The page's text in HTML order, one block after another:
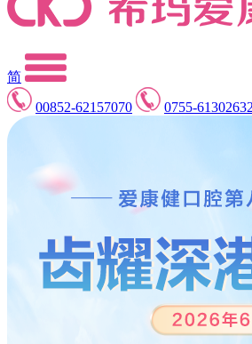
简
00852-62157070
0755-61302632